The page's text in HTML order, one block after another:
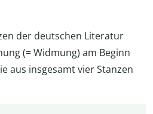
der deutschen Literatur
(= Widmung) am Beginn
aus insgesamt vier Stanzen